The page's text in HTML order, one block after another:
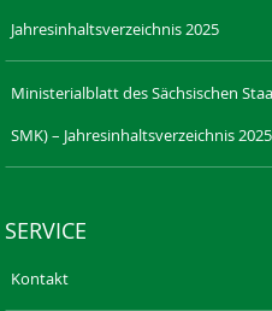
Jahresinhaltsverzeichnis 2025
Ministerialblatt des Sächsischen
SMK) – Jahresinhaltsverzeichnis 2025
SERVICE
Kontakt